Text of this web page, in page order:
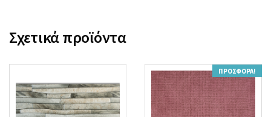
Σχετικά προϊόντα
ΠΡΟΣΦΟΡΆ!